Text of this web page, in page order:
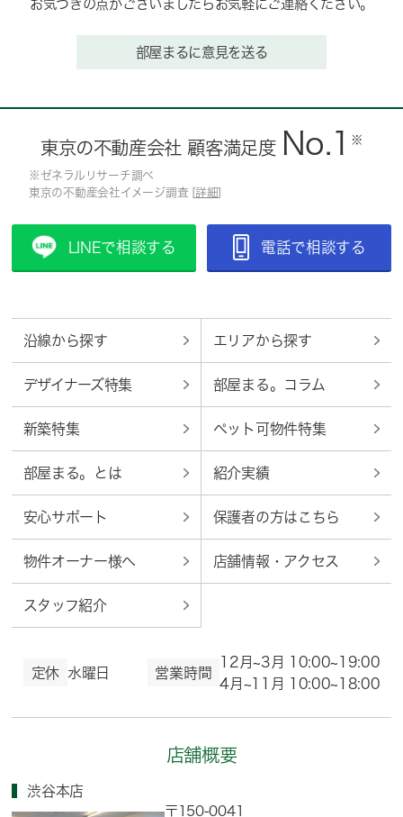
お気づきの点がございましたらお気軽にご連絡ください。
部屋まるに意見を送る
東京の不動産会社 顧客満足度 No.1 ※
※ゼネラルリサーチ調べ
東京の不動産会社イメージ調査 [ 詳細
LINEで相談する 電話で相談する
沿線から探す エリアから探す
デザイナーズ特集 部屋まる。コラム
新築特集 ペット可物件特集
部屋まる。とは 紹介実績
安心サポート 保護者の方はこちら
物件オーナー様へ 店舗情報・アクセス
スタッフ紹介
定休 水曜日 営業時間
12月~3月 10:00~19:00
4月~11月 10:00~18:00
店舗概要
渋谷本店
〒150-0041